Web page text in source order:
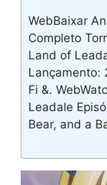
WebBaixar
Completo
Land of
Lançamento:
Fi &.
Leadale
Bear, and a